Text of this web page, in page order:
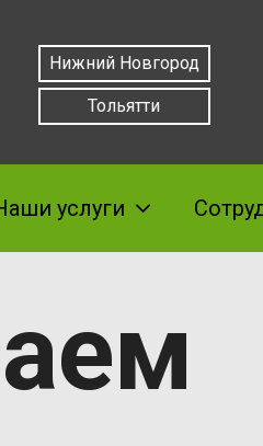
Нижний Новгород
Тольятти
услуги